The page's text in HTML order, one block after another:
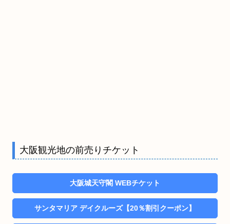
大阪観光地の前売りチケット
大阪城天守閣 WEBチケット
サンタマリア デイクルーズ【20％割引クーポン】